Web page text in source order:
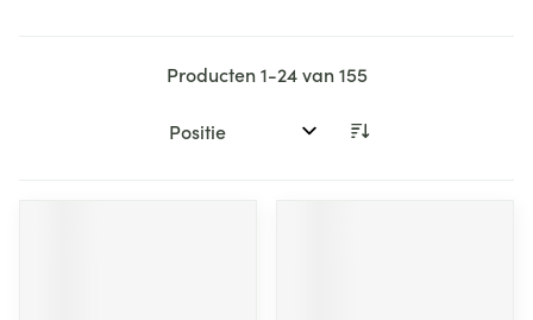
Producten1-24van155
Sorteer op: